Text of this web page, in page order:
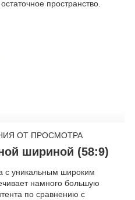
пространство.
ОТ ПРОСМОТРА
шириной (58:9)
с уникальным широким
намного большую
по сравнению с